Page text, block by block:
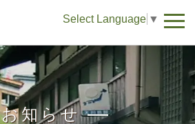
Select Language ▼
お知らせ